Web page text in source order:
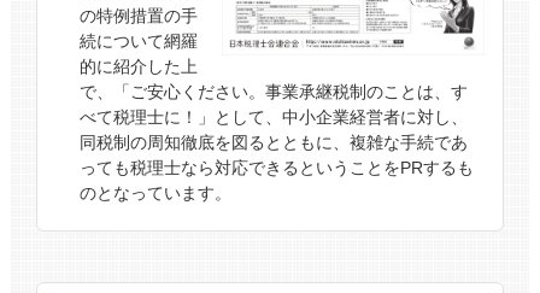
の特例措置の手
続について網羅
的に紹介した上
で、「ご安心ください。事業承継税制のことは、す
べて税理士に！」として、中小企業経営者に対し、
同税制の周知徹底を図るとともに、複雑な手続であ
っても税理士なら対応できるということをPRするも
のとなっています。